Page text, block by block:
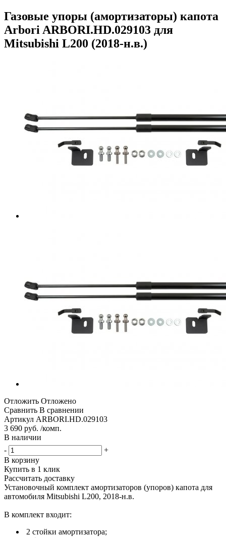
Газовые упоры (амортизаторы) капота
Arbori ARBORI.HD.029103 для
Mitsubishi L200 (2018-н.в.)
Отложить Отложено
Сравнить В сравнении
Артикул ARBORI.HD.029103
3 690 руб. /комп.
В наличии
-
+
В корзину
Купить в 1 клик
Рассчитать доставку
Установочный комплект амортизаторов (упоров) капота для
автомобиля Mitsubishi L200, 2018-н.в.
В комплект входит:
2 стойки амортизатора;